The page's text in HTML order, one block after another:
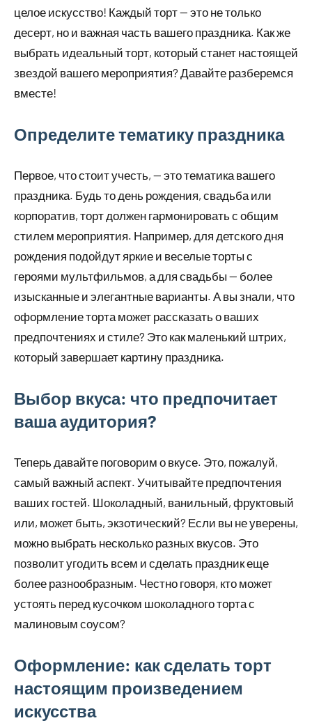
целое искусство! Каждый торт — это не только
десерт, но и важная часть вашего праздника. Как же
выбрать идеальный торт, который станет настоящей
звездой вашего мероприятия? Давайте разберемся
вместе!
Определите тематику праздника
Первое, что стоит учесть, — это тематика вашего
праздника. Будь то день рождения, свадьба или
корпоратив, торт должен гармонировать с общим
стилем мероприятия. Например, для детского дня
рождения подойдут яркие и веселые торты с
героями мультфильмов, а для свадьбы — более
изысканные и элегантные варианты. А вы знали, что
оформление торта может рассказать о ваших
предпочтениях и стиле? Это как маленький штрих,
который завершает картину праздника.
Выбор вкуса: что предпочитает
ваша аудитория?
Теперь давайте поговорим о вкусе. Это, пожалуй,
самый важный аспект. Учитывайте предпочтения
ваших гостей. Шоколадный, ванильный, фруктовый
или, может быть, экзотический? Если вы не уверены,
можно выбрать несколько разных вкусов. Это
позволит угодить всем и сделать праздник еще
более разнообразным. Честно говоря, кто может
устоять перед кусочком шоколадного торта с
малиновым соусом?
Оформление: как сделать торт
настоящим произведением
искусства